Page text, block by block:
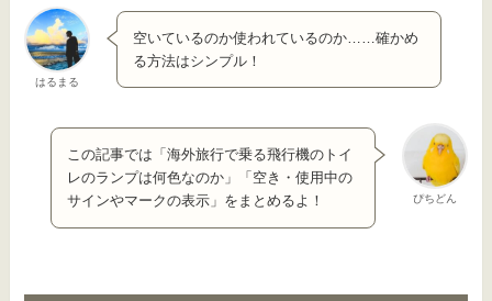
はるまる
空いているのか使われているのか……確かめ
る方法はシンプル！
ぴちどん
この記事では「海外旅行で乗る飛行機のトイ
レのランプは何色なのか」「空き・使用中の
サインやマークの表示」をまとめるよ！